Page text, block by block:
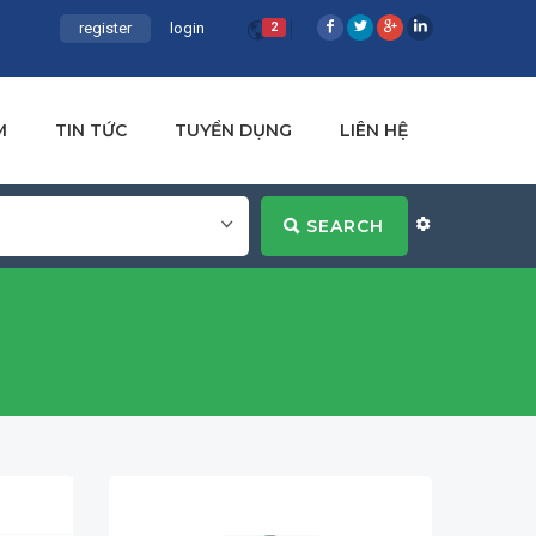
2
register login
TIN TỨC TUYỂN DỤNG LIÊN HỆ
SEARCH